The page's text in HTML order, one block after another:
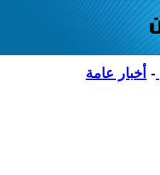
- أخبار عامة